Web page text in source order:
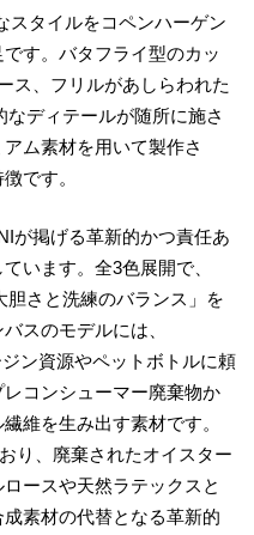
スタイルをコペンハーゲン
す。バタフライ型のカッ
ス、フリルがあしらわれた
ディテールが随所に施さ
ム素材を用いて製作さ
です。
が掲げる革新的かつ責任あ
います。全3色展開で、
さと洗練のバランス」を
スのモデルには、
ン資源やペットボトルに頼
コンシューマー廃棄物か
維を生み出す素材です。
り、廃棄されたオイスター
ースや天然ラテックスと
素材の代替となる革新的